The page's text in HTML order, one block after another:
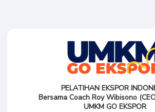
PELATIHAN EKSPOR
Bersama Coach Roy Wibisono
UMKM GO EKSPOR